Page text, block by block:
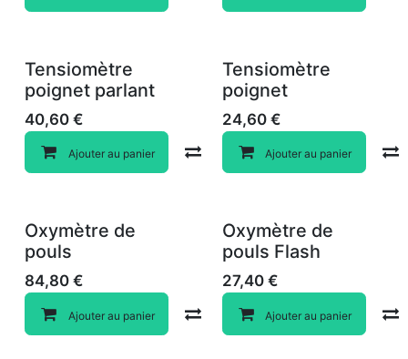
Tensiomètre
poignet parlant
40,60 €
Ajouter au panier Compare
Tensiomètre
poignet
24,60€
Ajouter au panier
Oxymètre de
pouls
84,80 €
Ajouter au panier Compare
Oxymètre de
pouls Flash
27,40€
Ajouter au panier